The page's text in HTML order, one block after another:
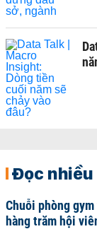
Đọc
Chuỗi phòng
hàng trăm hội